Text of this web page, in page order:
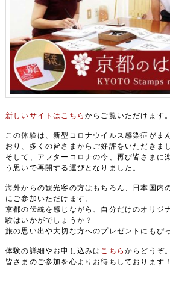
新しいサイトはこちら からご覧いただけます。
この体験は、新型コロナウイルス感染症がま
おり、多くの皆さまからご好評をいただきま
そして、アフターコロナの今、再び皆さまに
う思いで再開する運びとなりました。
海外からの観光客の方はもちろん、日本国内
にご参加いただけます。
京都の伝統を感じながら、自分だけのオリジ
験はいかがでしょうか？
旅の思い出や大切な方へのプレゼントにもぴ
体験の詳細やお申し込みは こちら からどうぞ。
皆さまのご参加を心よりお待ちしております！